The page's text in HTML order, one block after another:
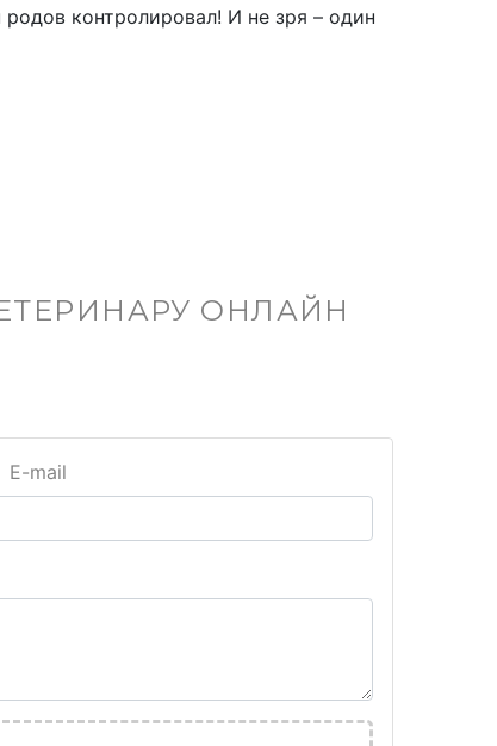
контролировал! И не зря – один
ОНЛАЙН
E-mail